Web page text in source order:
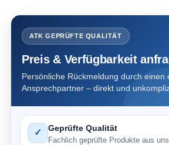
ATK GEPRÜFTE QUALITÄT
Preis & Verfügbarkeit
Persönliche Rückmeldung durch einen
Ansprechpartner – direkt und
✓ Geprüfte Qualität
Fachlich geprüfte Produkte aus